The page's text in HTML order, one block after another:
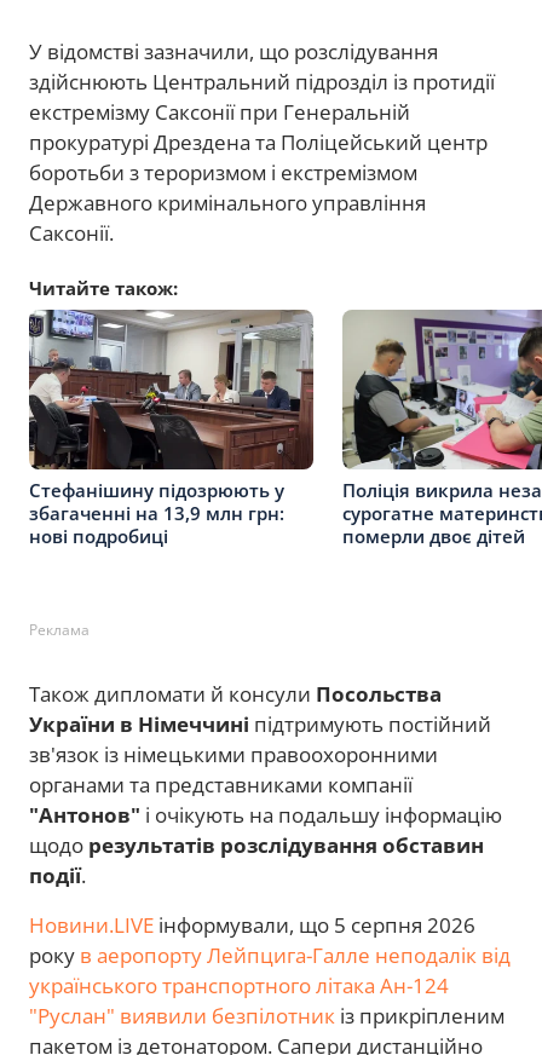
У відомстві зазначили, що розслідування
здійснюють Центральний підрозділ із протидії
екстремізму Саксонії при Генеральній
прокуратурі Дрездена та Поліцейський центр
боротьби з тероризмом і екстремізмом
Державного кримінального управління
Саксонії.
Читайте також:
Стефанішину підозрюють у
збагаченні на 13,9 млн грн:
нові подробиці
Поліція викрила
сурогатне
померли двоє дітей
Реклама
Також дипломати й консули Посольства
України в Німеччині підтримують постійний
зв'язок із німецькими правоохоронними
органами та представниками компанії
"Антонов" і очікують на подальшу інформацію
щодо результатів розслідування обставин
події.
Новини.LIVE інформували, що 5 серпня 2026
року в аеропорту Лейпцига-Галле неподалік від
українського транспортного літака Ан-124
"Руслан" виявили безпілотник із прикріпленим
пакетом із детонатором. Сапери дистанційно